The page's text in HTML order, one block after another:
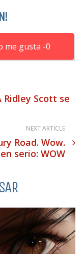
0
Ridley Scott se
NEXT ARTICLE
Road. Wow.
serio: WOW